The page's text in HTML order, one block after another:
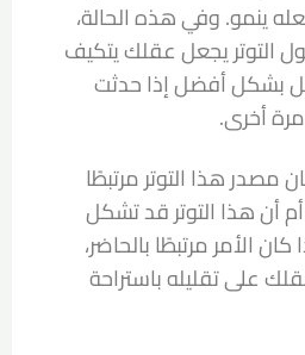
ينمو. وفي هذه الحالة،
التوتر يجعل عقلك يتكيف
بشكل أفضل إذا حدثت
أخرى.
مصدر هذا التوتر مرتبطًا
أن هذا التوتر قد تشكل
الأمر مرتبطًا بالحاضر،
على تقليله باستراحة